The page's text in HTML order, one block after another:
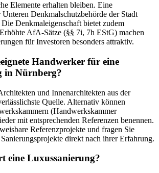
Elemente erhalten bleiben. Eine
Denkmalschutzbehörde der Stadt
Denkmaleigenschaft bietet zudem
AfA-Sätze (§§ 7i, 7h EStG) machen
für Investoren besonders attraktiv.
Handwerker für eine
in Nürnberg?
und Innenarchitekten aus der
Quelle. Alternativ können
(Handwerkskammer
mit entsprechenden Referenzen benennen.
Referenzprojekte und fragen Sie
direkt nach ihrer Erfahrung.
eine Luxussanierung?